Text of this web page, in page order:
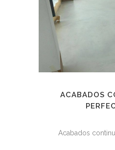
ACABADOS
Acabados